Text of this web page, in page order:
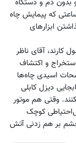
بدون دم و دستگاه
کنند و زمین بگذارند. گاهی در طول ١٢ ساعتی که پیمایش چاه
ابزارهای
کارند، آقای ناظر
و اکتشاف
اسیدی چاه‌ها
دیزل کابلی
وقتی هم موتور
کوچک
بر هم زدنی آتش